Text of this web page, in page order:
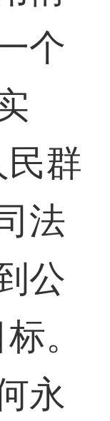
个
民群
法
公
。
永